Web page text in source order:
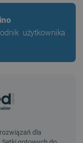
użytkownika